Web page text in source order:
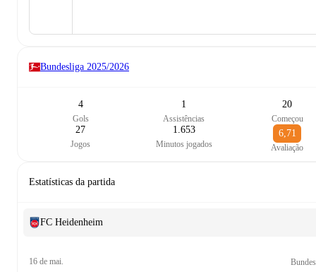
Bundesliga 2025/2026
4
Gols
1
Assistências
20
Começou
27
Jogos
1.653
Minutos jogados
6,71
Avaliação
Estatísticas da partida
FC Heidenheim
16 de mai.